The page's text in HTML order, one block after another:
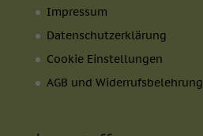
Impressum
Datenschutzerklärung
Cookie Einstellungen
AGB und Widerrufsbelehrung